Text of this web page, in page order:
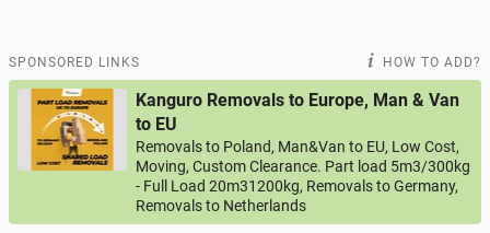
SPONSORED LINKS HOW TO ADD?
Kanguro Removals to Europe, Man & Van
to EU
Removals to Poland, Man&Van to EU, Low Cost,
Moving, Custom Clearance. Part load 5m3/300kg
- Full Load 20m31200kg, Removals to Germany,
Removals to Netherlands